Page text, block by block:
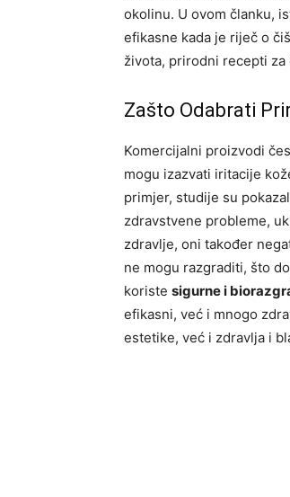
okolinu. U ovom članku,
efikasne kada je riječ o
života, prirodni recepti
Zašto Odabrati
Komercijalni proizvodi
mogu izazvati iritacije
primjer, studije su
zdravstvene probleme,
zdravlje, oni također
ne mogu razgraditi, što
koriste sigurne i
efikasni, već i mnogo
estetike, već i zdravlja i